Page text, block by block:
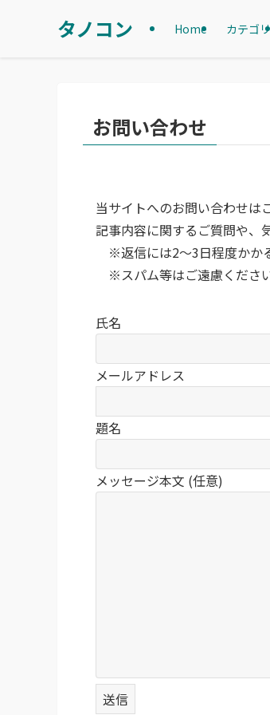
タノコン Home カテゴリ
お問い合わせ
当サイトへのお問い合わせは
記事内容に関するご質問や、
※返信には2〜3日程度かか
※スパム等はご遠慮くださ
氏名
メールアドレス
題名
メッセージ本文 (任意)